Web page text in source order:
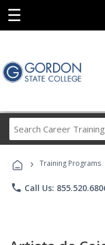
☰
› Training Programs
phone Call Us: